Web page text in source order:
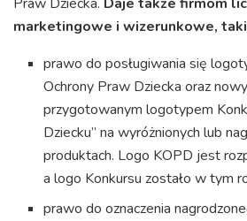
marketingowe i wizerunkowe,
prawo do posługiwania się
Ochrony Praw Dziecka oraz
przygotowanym logotypem
Dziecku” na wyróżnionych lub
produktach. Logo KOPD jest
a logo Konkursu zostało w tym
prawo do oznaczenia